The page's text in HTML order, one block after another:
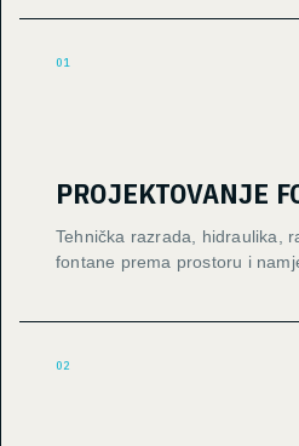
01
PROJEKTOVANJE
Tehnička razrada, hidraulika,
fontane prema prostoru i
02